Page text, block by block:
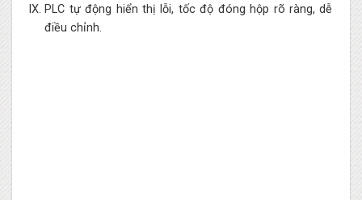
PLC tự động hiển thị lỗi, tốc độ đóng hộp rõ ràng, dễ
điều chỉnh.